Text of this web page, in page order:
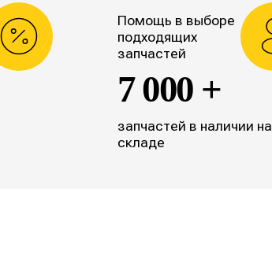
Помощь в выборе
подходящих
запчастей
7 000 +
запчастей в наличии на
складе